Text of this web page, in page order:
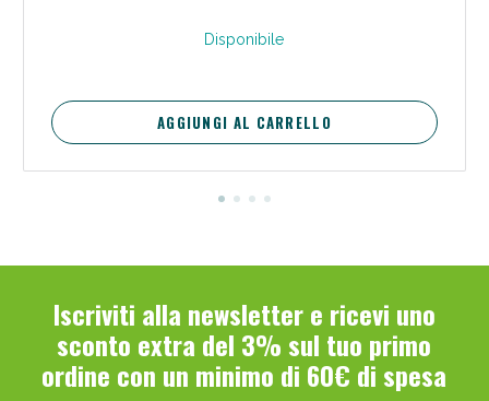
Disponibile
AGGIUNGI AL CARRELLO
Iscriviti alla newsletter e ricevi uno
sconto extra del 3% sul tuo primo
ordine con un minimo di 60€ di spesa